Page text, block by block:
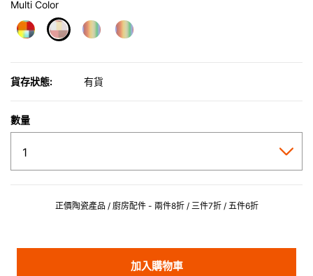
Multi Color
貨存狀態: 有貨
數量
正價陶瓷產品 / 廚房配件 - 兩件8折 / 三件7折 / 五件6折
加入購物車